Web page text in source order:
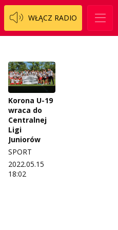
WŁĄCZ RADIO
Korona U-19
wraca do
Centralnej
Ligi
Juniorów
SPORT
2022.05.15
18:02